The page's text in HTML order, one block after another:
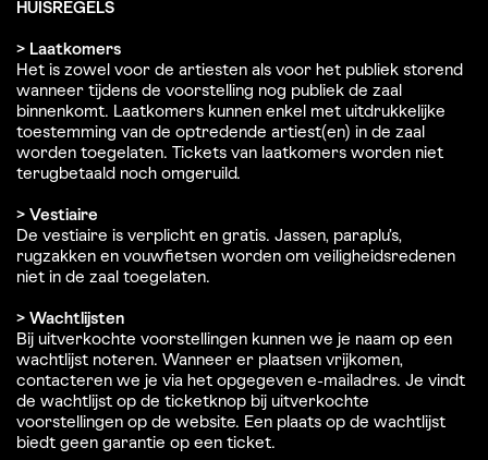
HUISREGELS
> Laatkomers
Het is zowel voor de artiesten als voor het publiek storend
wanneer tijdens de voorstelling nog publiek de zaal
binnenkomt. Laatkomers kunnen enkel met uitdrukkelijke
toestemming van de optredende artiest(en) in de zaal
worden toegelaten. Tickets van laatkomers worden niet
terugbetaald noch omgeruild.
> Vestiaire
De vestiaire is verplicht en gratis. Jassen, paraplu’s,
rugzakken en vouwfietsen worden om veiligheidsredenen
niet in de zaal toegelaten.
> Wachtlijsten
Bij uitverkochte voorstellingen kunnen we je naam op een
wachtlijst noteren. Wanneer er plaatsen vrijkomen,
contacteren we je via het opgegeven e-mailadres. Je vindt
de wachtlijst op de ticketknop bij uitverkochte
voorstellingen op de website. Een plaats op de wachtlijst
biedt geen garantie op een ticket.